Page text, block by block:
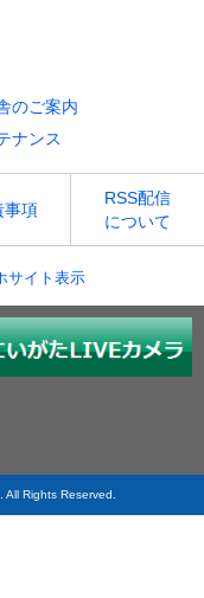
のご案内
ナンス
事項
RSS配信
について
サイト表示
Rights Reserved.